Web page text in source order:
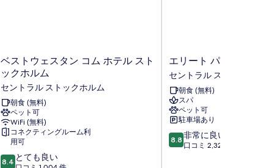
ベ
ス
ト
ウ
ェ
ス
タ
ン
ム
ベストウェスタン コム ホテル スト
ックホルム
セントラル ストックホルム
朝食 (無料)
ペット可
WiFi (無料)
コネクティングルーム利
用可
10
8.4 とても良い
エ
リ
ー
ト
パ
レ
ス
ホ
テ
エリート パレス ホ
セントラル ストックホ
朝食 (無料)
スパ
ペット可
駐車場あり
10
段
8.8 非常に良い
口コミ 2,322 件